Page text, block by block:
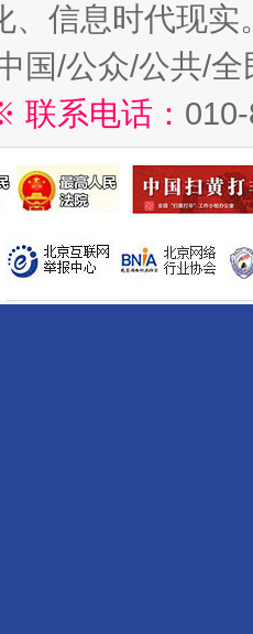
、信息时代现实
国/公众/公共/
联系电话：